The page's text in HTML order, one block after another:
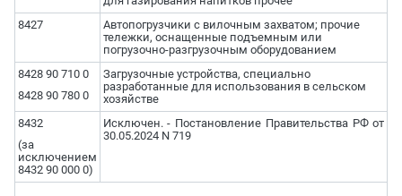
8427
Автопогрузчики с вилочным захватом; прочие
тележки, оснащенные подъемным или
погрузочно-разгрузочным оборудованием
8428 90 710 0
8428 90 780 0
Загрузочные устройства, специально
разработанные для использования в сельском
хозяйстве
8432
(за
исключением
8432 90 000 0)
Исключен. - Постановление Правительства РФ от
30.05.2024 N 719